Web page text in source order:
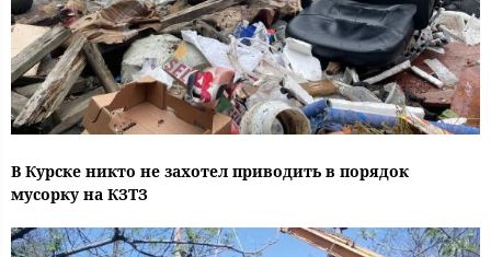
В Курске никто не захотел приводить в порядок
мусорку на КЗТЗ